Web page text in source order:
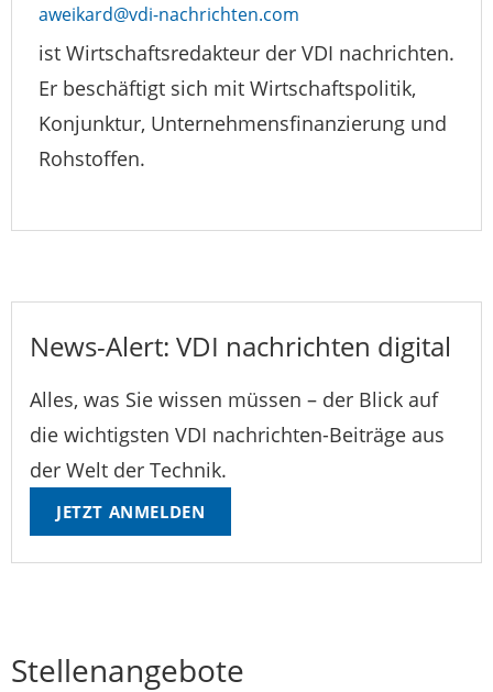
aweikard@vdi-nachrichten.com
ist Wirtschaftsredakteur der VDI nachrichten.
Er beschäftigt sich mit Wirtschaftspolitik,
Konjunktur, Unternehmensfinanzierung und
Rohstoffen.
News-Alert: VDI nachrichten digital
Alles, was Sie wissen müssen – der Blick auf
die wichtigsten VDI nachrichten-Beiträge aus
der Welt der Technik.
JETZT ANMELDEN
Stellenangebote